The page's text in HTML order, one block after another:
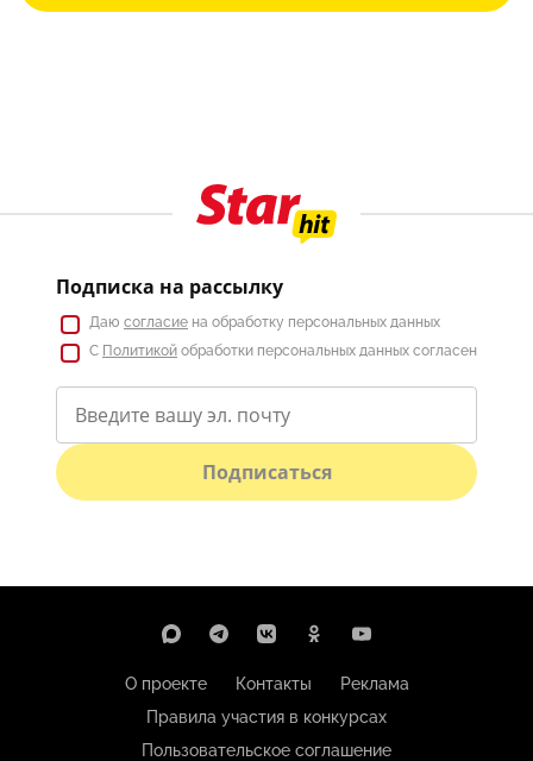
Подписка на рассылку
Даю согласие на обработку персональных данных
С Политикой обработки персональных данных согласен
Подписаться
О проекте Контакты
Реклама
Правила участия в конкурсах
Пользовательское соглашение